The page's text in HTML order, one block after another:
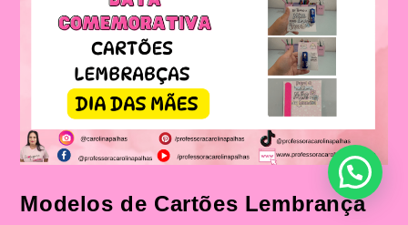
Modelos de Cartões Lembrança